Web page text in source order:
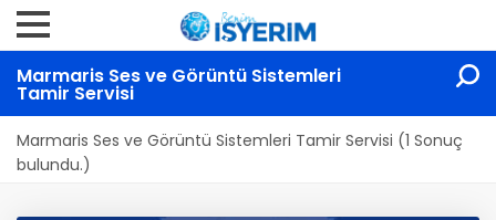
Marmaris Ses ve Görüntü Sistemleri
Tamir Servisi
Marmaris Ses ve Görüntü Sistemleri Tamir Servisi (1 Sonuç
bulundu.)